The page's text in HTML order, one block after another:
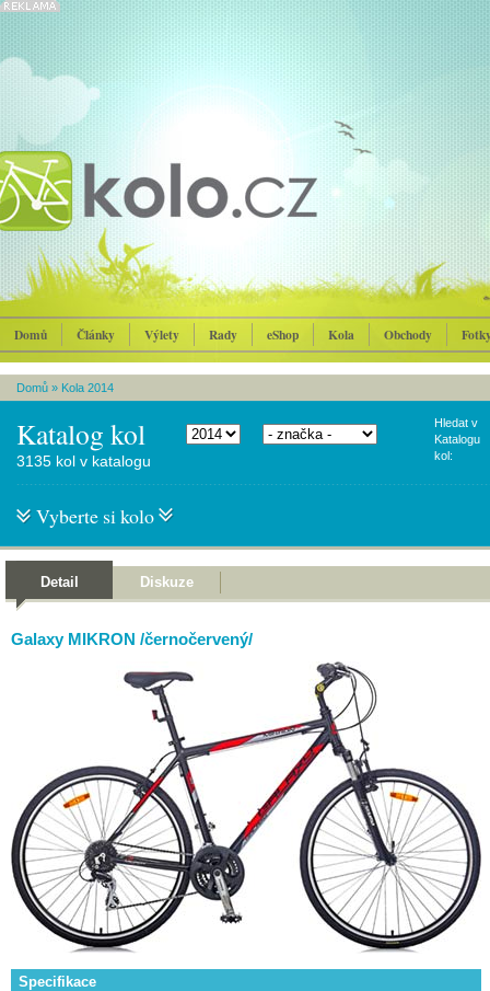
Domů Články Výlety Rady eShop Kola Obchody
Domů » Kola 2014
Katalog kol
Hledat v
Katalogu
kol:
3135 kol v katalogu
Vyberte si kolo
Detail Diskuze
Galaxy MIKRON /černočervený/
Specifikace